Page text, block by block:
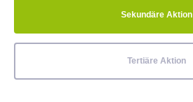
Sekundäre Aktion
Tertiäre Aktion